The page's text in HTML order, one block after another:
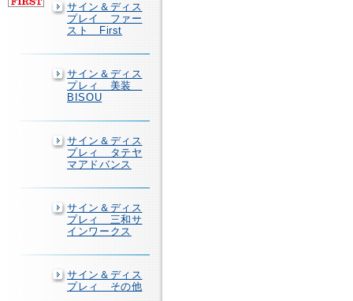
サイン＆ディス
プレイ ファー
スト First
サイン＆ディス
プレィ 美装
BISOU
サイン＆ディス
プレィ タテヤ
マアドバンス
サイン＆ディス
プレィ 三和サ
インワークス
サイン＆ディス
プレィ その他